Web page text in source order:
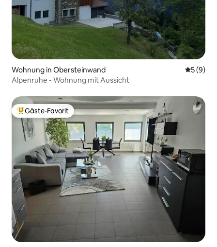
Wohnung in Obersteinwand
5 (9)
Alpenruhe - Wohnung mit Aussicht
Beliebter Gäste-Favorit.
Gäste-Favorit